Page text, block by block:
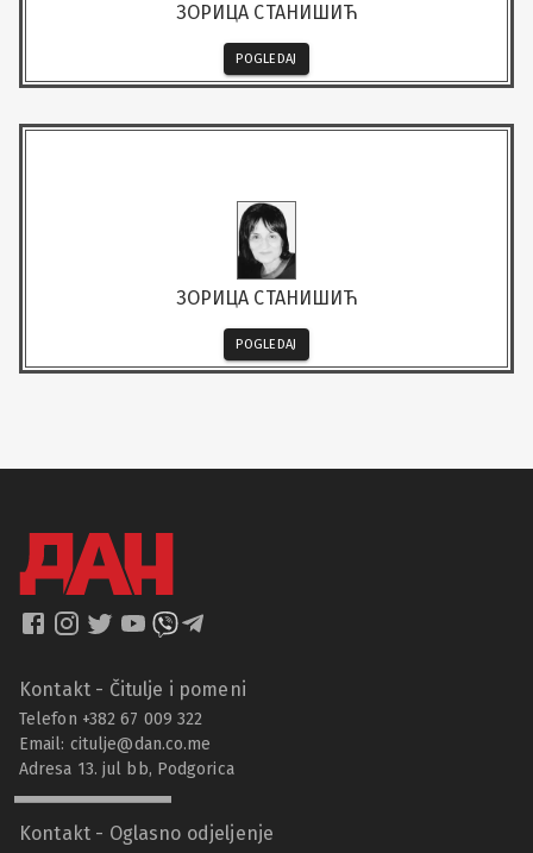
ЗОРИЦА СТАНИШИЋ
POGLEDAJ
ЗОРИЦА СТАНИШИЋ
POGLEDAJ
Kontakt - Čitulje i pomeni
Telefon +382 67 009 322
Email: citulje@dan.co.me
Adresa 13. jul bb, Podgorica
Kontakt - Oglasno odjeljenje